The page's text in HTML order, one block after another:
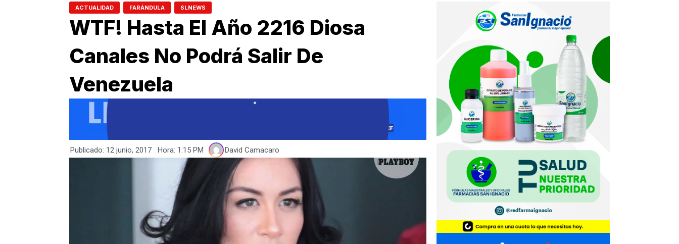
ACTUALIDAD FARÁNDULA SLNEWS
WTF! Hasta El Año 2216 Diosa
Canales No Podrá Salir De
Venezuela
Publicado: 12 junio, 2017 Hora: 1:15 PM David Camacaro